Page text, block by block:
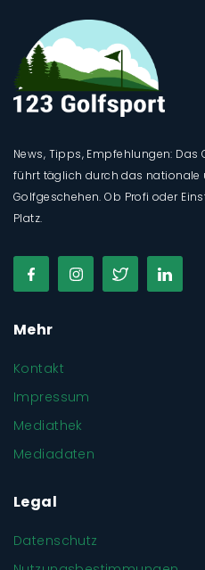
News, Tipps, Empfehlungen:
führt täglich durch das nationale
Golfgeschehen. Ob Profi oder
Platz.
Mehr
Kontakt
Impressum
Mediathek
Mediadaten
Legal
Datenschutz